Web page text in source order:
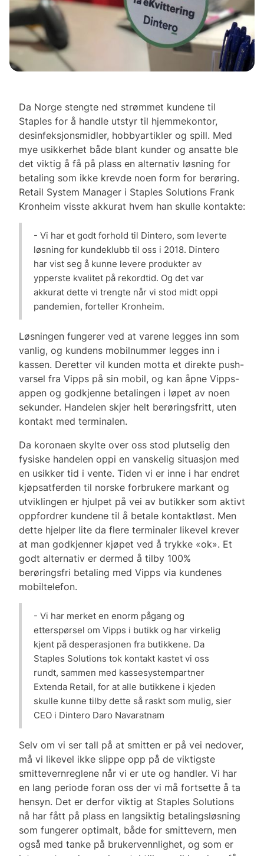
Da Norge stengte ned strømmet kundene til
Staples for å handle utstyr til hjemmekontor,
desinfeksjonsmidler, hobbyartikler og spill. Med
mye usikkerhet både blant kunder og ansatte ble
det viktig å få på plass en alternativ løsning for
betaling som ikke krevde noen form for berøring.
Retail System Manager i Staples Solutions Frank
Kronheim visste akkurat hvem han skulle kontakte:
- Vi har et godt forhold til Dintero, som leverte
løsning for kundeklubb til oss i 2018. Dintero
har vist seg å kunne levere produkter av
ypperste kvalitet på rekordtid. Og det var
akkurat dette vi trengte når vi stod midt oppi
pandemien, forteller Kronheim.
Løsningen fungerer ved at varene legges inn som
vanlig, og kundens mobilnummer legges inn i
kassen. Deretter vil kunden motta et direkte push-
varsel fra Vipps på sin mobil, og kan åpne Vipps-
appen og godkjenne betalingen i løpet av noen
sekunder. Handelen skjer helt berøringsfritt, uten
kontakt med terminalen.
Da koronaen skylte over oss stod plutselig den
fysiske handelen oppi en vanskelig situasjon med
en usikker tid i vente. Tiden vi er inne i har endret
kjøpsatferden til norske forbrukere markant og
utviklingen er hjulpet på vei av butikker som aktivt
oppfordrer kundene til å betale kontaktløst. Men
dette hjelper lite da flere terminaler likevel krever
at man godkjenner kjøpet ved å trykke «ok». Et
godt alternativ er dermed å tilby 100%
berøringsfri betaling med Vipps via kundenes
mobiltelefon.
- Vi har merket en enorm pågang og
etterspørsel om Vipps i butikk og har virkelig
kjent på desperasjonen fra butikkene. Da
Staples Solutions tok kontakt kastet vi oss
rundt, sammen med kassesystempartner
Extenda Retail, for at alle butikkene i kjeden
skulle kunne tilby dette så raskt som mulig, sier
CEO i Dintero Daro Navaratnam
Selv om vi ser tall på at smitten er på vei nedover,
må vi likevel ikke slippe opp på de viktigste
smittevernreglene når vi er ute og handler. Vi har
en lang periode foran oss der vi må fortsette å ta
hensyn. Det er derfor viktig at Staples Solutions
nå har fått på plass en langsiktig betalingsløsning
som fungerer optimalt, både for smittevern, men
også med tanke på brukervennlighet, og som er